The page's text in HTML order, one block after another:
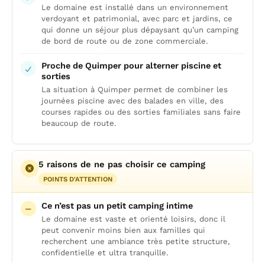
Le domaine est installé dans un environnement
verdoyant et patrimonial, avec parc et jardins, ce
qui donne un séjour plus dépaysant qu’un camping
de bord de route ou de zone commerciale.
Proche de Quimper pour alterner piscine et
sorties
La situation à Quimper permet de combiner les
journées piscine avec des balades en ville, des
courses rapides ou des sorties familiales sans faire
beaucoup de route.
5 raisons de ne pas choisir ce camping
POINTS D'ATTENTION
Ce n’est pas un petit camping intime
Le domaine est vaste et orienté loisirs, donc il
peut convenir moins bien aux familles qui
recherchent une ambiance très petite structure,
confidentielle et ultra tranquille.